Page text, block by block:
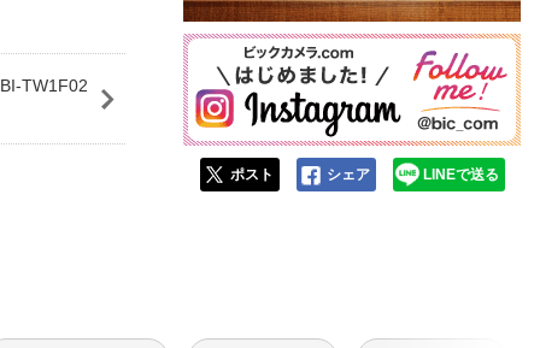
TW1F02
ポスト シェア LINEで送る